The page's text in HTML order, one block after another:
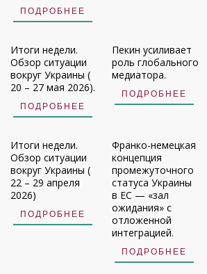
ПОДРОБНЕЕ
Итоги недели.
Обзор ситуации
вокруг Украины (
20 – 27 мая 2026).
ПОДРОБНЕЕ
Пекин усиливает
роль глобального
медиатора.
ПОДРОБНЕЕ
Итоги недели.
Обзор ситуации
вокруг Украины (
22 – 29 апреля
2026)
ПОДРОБНЕЕ
Франко-немецкая
концепция
промежуточного
статуса Украины
в ЕС — «зал
ожидания» с
отложенной
интеграцией.
ПОДРОБНЕЕ